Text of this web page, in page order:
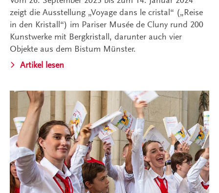
zeigt die Ausstellung „Voyage dans le cristal“ („Reise
in den Kristall“) im Pariser Musée de Cluny rund 200
Kunstwerke mit Bergkristall, darunter auch vier
Objekte aus dem Bistum Münster.
Artikel lesen